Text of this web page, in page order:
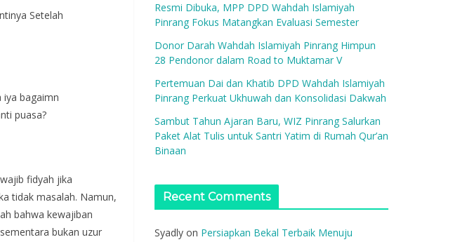
Setelah
iya bagaimn
puasa?
fidyah jika
tidak masalah. Namun,
bahwa kewajiban
bukan uzur
Resmi Dibuka, MPP DPD Wahdah Islamiyah
Pinrang Fokus Matangkan Evaluasi Semester
Donor Darah Wahdah Islamiyah Pinrang Himpun
28 Pendonor dalam Road to Muktamar V
Pertemuan Dai dan Khatib DPD Wahdah Islamiyah
Pinrang Perkuat Ukhuwah dan Konsolidasi Dakwah
Sambut Tahun Ajaran Baru, WIZ Pinrang Salurkan
Paket Alat Tulis untuk Santri Yatim di Rumah Qur’an
Binaan
Recent Comments
Syadly on Persiapkan Bekal Terbaik Menuju